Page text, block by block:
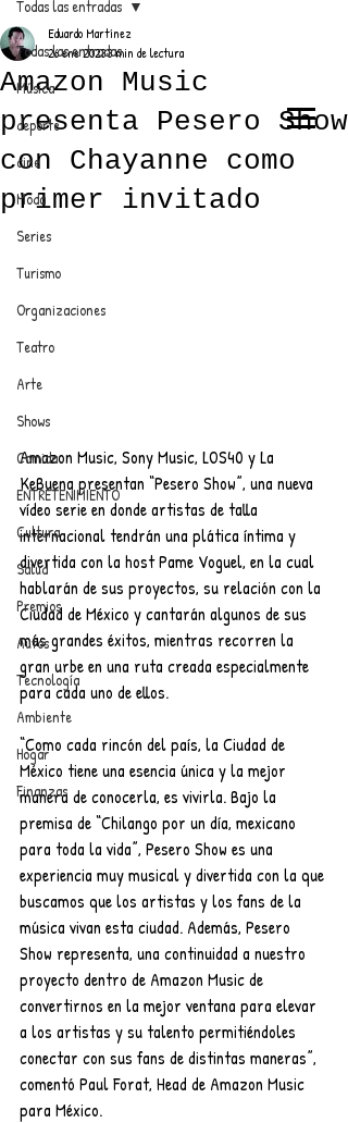
ANUNCIATE CON NOSOTROS
PARA MÁS INFORMACIÓN:
dinamicaseltrendytop@gmail.com
EL TRENDY TOP
CON EDDY MARTINEZ
Todas las entradas
Música
deporte
cine
Moda
Series
Turismo
Organizaciones
Teatro
Arte
Shows
Comida
ENTRETENIMIENTO
Cultura
Salud
Premios
Autos
Tecnología
Ambiente
Hogar
Finanzas
Todas las entradas
Amazon Music
presenta Pesero Show
con Chayanne como
primer invitado
Eduardo Martínez
26 ene 20233 min de lectura
Amazon Music, Sony Music, LOS40 y La
KeBuena presentan “Pesero Show”, una nueva
vídeo serie en donde artistas de talla
internacional tendrán una plática íntima y
divertida con la host Pame Voguel, en la cual
hablarán de sus proyectos, su relación con la
Ciudad de México y cantarán algunos de sus
más grandes éxitos, mientras recorren la
gran urbe en una ruta creada especialmente
para cada uno de ellos.
“Como cada rincón del país, la Ciudad de
México tiene una esencia única y la mejor
manera de conocerla, es vivirla. Bajo la
premisa de “Chilango por un día, mexicano
para toda la vida”, Pesero Show es una
experiencia muy musical y divertida con la que
buscamos que los artistas y los fans de la
música vivan esta ciudad. Además, Pesero
Show representa, una continuidad a nuestro
proyecto dentro de Amazon Music de
convertirnos en la mejor ventana para elevar
a los artistas y su talento permitiéndoles
conectar con sus fans de distintas maneras”,
comentó Paul Forat, Head de Amazon Music
para México.